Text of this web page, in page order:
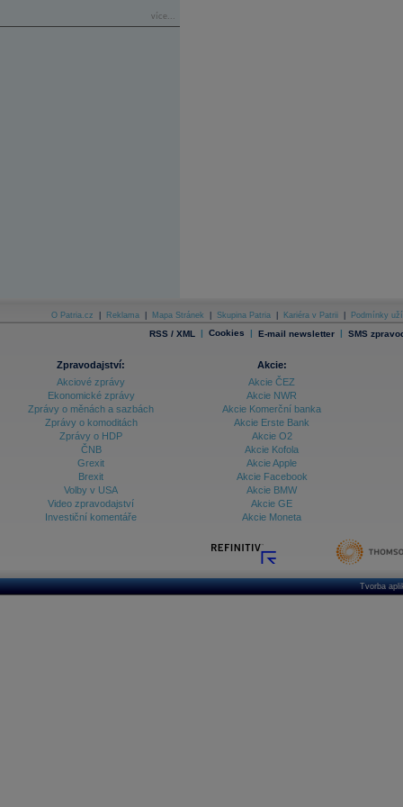
více...
O Patria.cz Reklama Mapa Stránek Skupina Patria Kariéra v Patrii Podmínky
RSS / XML | Cookies | E-mail newsletter | SMS
Zpravodajství:
Akciové zprávy
Ekonomické zprávy
Zprávy o měnách a sazbách
Zprávy o komoditách
Zprávy o HDP
ČNB
Grexit
Brexit
Volby v USA
Video zpravodajství
Investiční komentáře
Akcie:
Akcie ČEZ
Akcie NWR
Akcie Komerční banka
Akcie Erste Bank
Akcie O2
Akcie Kofola
Akcie Apple
Akcie Facebook
Akcie BMW
Akcie GE
Akcie Moneta
Tvorba